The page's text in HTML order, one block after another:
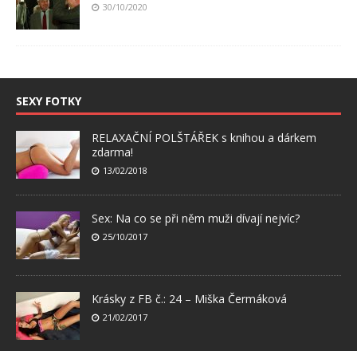
30/10/2020
SEXY FOTKY
RELAXAČNÍ POLŠTÁŘEK s knihou a dárkem
zdarma!
13/02/2018
Sex: Na co se při něm muži dívají nejvíc?
25/10/2017
Krásky z FB č.: 24 – Miška Čermáková
21/02/2017